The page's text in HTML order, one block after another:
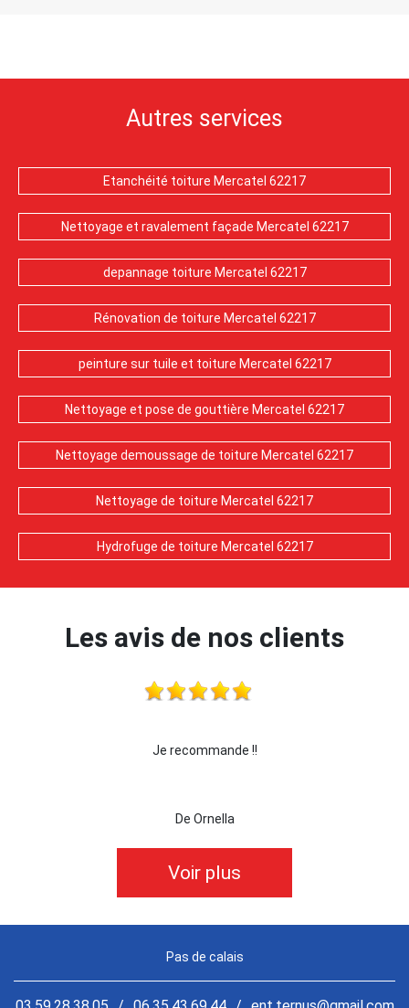
Autres services
Etanchéité toiture Mercatel 62217
Nettoyage et ravalement façade Mercatel 62217
depannage toiture Mercatel 62217
Rénovation de toiture Mercatel 62217
peinture sur tuile et toiture Mercatel 62217
Nettoyage et pose de gouttière Mercatel 62217
Nettoyage demoussage de toiture Mercatel 62217
Nettoyage de toiture Mercatel 62217
Hydrofuge de toiture Mercatel 62217
Les avis de nos clients
je recommande cette entreprise les yeux
Voir plus
Pas de calais